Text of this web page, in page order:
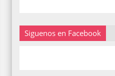
Siguenos en Facebook